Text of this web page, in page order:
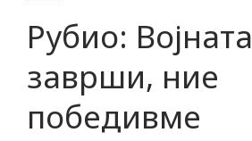
Рубио: Војната
заврши, ние
победивме